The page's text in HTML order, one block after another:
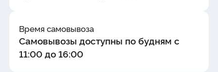
Время самовывоза
Самовывозы доступны по будням с
11:00 до 16:00